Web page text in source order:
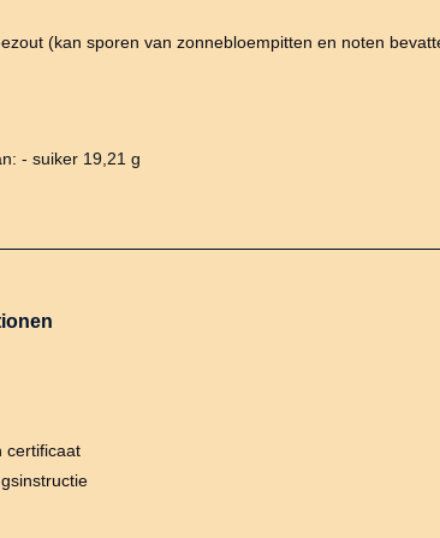
(kan sporen van zonnebloempitten en noten
- suiker 19,21 g
certificaat